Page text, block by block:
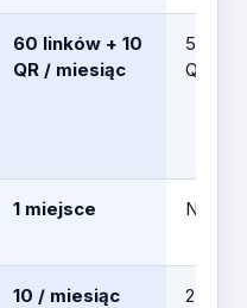
60 linków + 10
QR / miesiąc
5
QR /
1 miejsce Nie
10 / miesiąc 2 /